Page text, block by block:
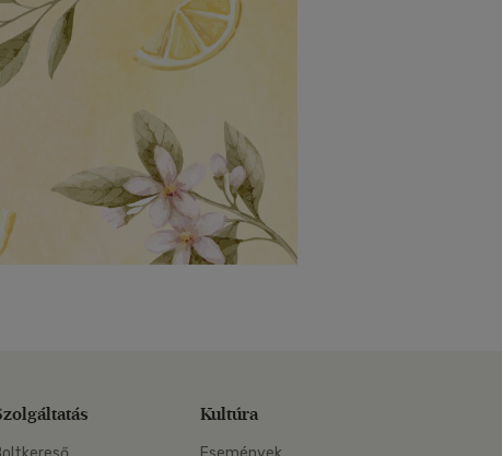
Kultúra